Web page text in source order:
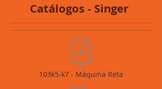
Catálogos - Singer
103k5-k7 - Máquina Reta